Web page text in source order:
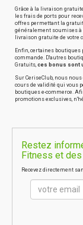
Grâce à la livraison
les frais de ports pour
offres permettant la
généralement soumises
livraison gratuite de votre
Enfin, certaines boutiques
commande. D'autres
Gratuits, ces bonus sont
Sur CeriseClub, nous
cours de validité qui vous
boutiques e-commerce.
promotions exclusives,
Restez
Fitness et
Recevez directement